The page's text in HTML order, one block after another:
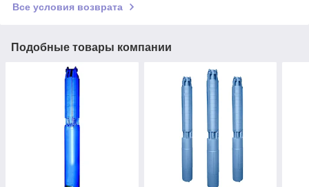
Все условия возврата
Подобные товары компании